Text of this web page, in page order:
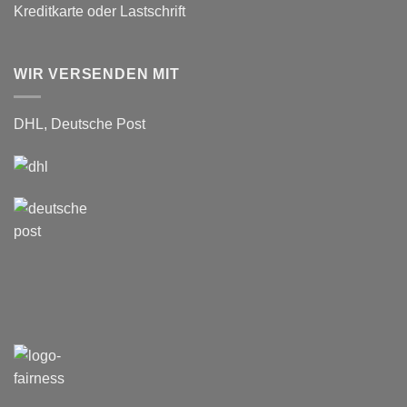
Kreditkarte oder Lastschrift
WIR VERSENDEN MIT
DHL, Deutsche Post